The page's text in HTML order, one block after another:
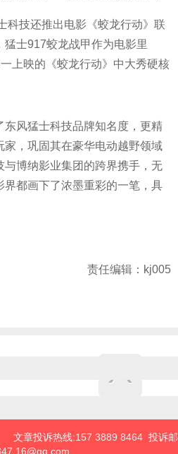
科技还推出电影《蛟龙行动》联
士917蛟龙战甲作为电影里
上映的《蛟龙行动》中大秀硬核
东风猛士科技品牌知名度，更精
家，巩固其在豪华电动越野领域
与博纳影业集团的跨界携手，无
界都画下了浓墨重彩的一笔，具
责任编辑：kj005
文章投诉热线:157 3889 8464 投诉邮
16@qq.com